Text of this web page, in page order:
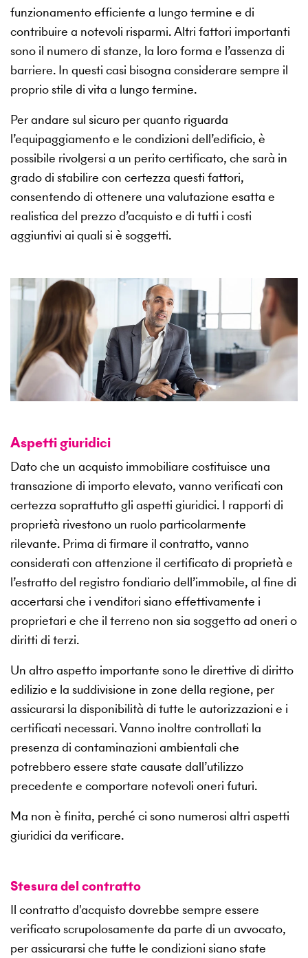
funzionamento efficiente a lungo termine e di
contribuire a notevoli risparmi. Altri fattori importanti
sono il numero di stanze, la loro forma e l’assenza di
barriere. In questi casi bisogna considerare sempre il
proprio stile di vita a lungo termine.
Per andare sul sicuro per quanto riguarda
l’equipaggiamento e le condizioni dell’edificio, è
possibile rivolgersi a un perito certificato, che sarà in
grado di stabilire con certezza questi fattori,
consentendo di ottenere una valutazione esatta e
realistica del prezzo d’acquisto e di tutti i costi
aggiuntivi ai quali si è soggetti.
Aspetti giuridici
Dato che un acquisto immobiliare costituisce una
transazione di importo elevato, vanno verificati con
certezza soprattutto gli aspetti giuridici. I rapporti di
proprietà rivestono un ruolo particolarmente
rilevante. Prima di firmare il contratto, vanno
considerati con attenzione il certificato di proprietà e
l’estratto del registro fondiario dell’immobile, al fine di
accertarsi che i venditori siano effettivamente i
proprietari e che il terreno non sia soggetto ad oneri o
diritti di terzi.
Un altro aspetto importante sono le direttive di diritto
edilizio e la suddivisione in zone della regione, per
assicurarsi la disponibilità di tutte le autorizzazioni e i
certificati necessari. Vanno inoltre controllati la
presenza di contaminazioni ambientali che
potrebbero essere state causate dall’utilizzo
precedente e comportare notevoli oneri futuri.
Ma non è finita, perché ci sono numerosi altri aspetti
giuridici da verificare.
Stesura del contratto
Il contratto d'acquisto dovrebbe sempre essere
verificato scrupolosamente da parte di un avvocato,
per assicurarsi che tutte le condizioni siano state